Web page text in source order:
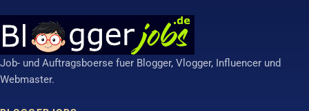
Job- und Auftragsboerse fuer Blogger, Vlogger, Influencer und
Webmaster.